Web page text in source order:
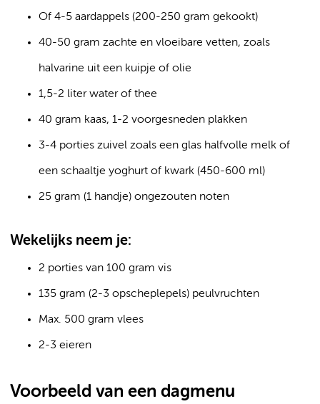
Of 4-5 aardappels (200-250 gram gekookt)
40-50 gram zachte en vloeibare vetten, zoals
halvarine uit een kuipje of olie
1,5-2 liter water of thee
40 gram kaas, 1-2 voorgesneden plakken
3-4 porties zuivel zoals een glas halfvolle melk of
een schaaltje yoghurt of kwark (450-600 ml)
25 gram (1 handje) ongezouten noten
Wekelijks neem je:
2 porties van 100 gram vis
135 gram (2-3 opscheplepels) peulvruchten
Max. 500 gram vlees
2-3 eieren
Voorbeeld van een dagmenu